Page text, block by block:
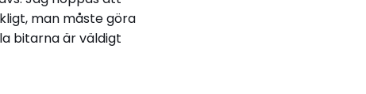
man måste göra
bitarna är väldigt